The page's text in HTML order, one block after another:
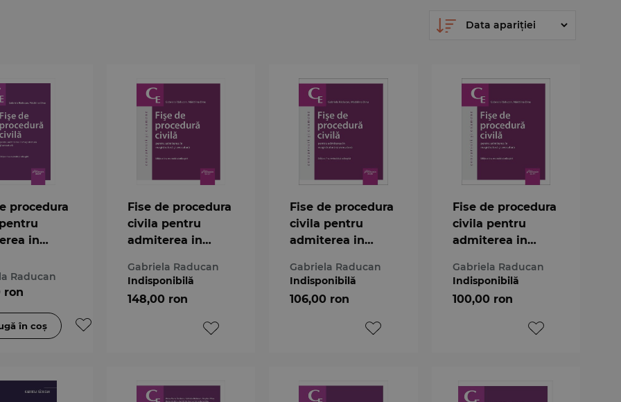
procedura
in
Editia
Raducan
ron
Fise de procedura
civila pentru
admiterea in
avocatura. Editia
a 8-a
Gabriela Raducan
Indisponibilă
148,00 ron
Fise de procedura
civila pentru
admiterea in
avocatura. Editia
a 7-a
Gabriela Raducan
Indisponibilă
106,00 ron
Fise de procedura
civila pentru
admiterea in
avocatura. Editia
a 6-a
Gabriela Raducan
Indisponibilă
100,00 ron